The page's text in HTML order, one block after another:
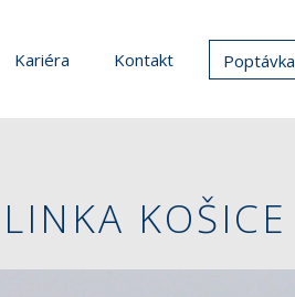
Kariéra Kontakt Poptávka
KOŠICE